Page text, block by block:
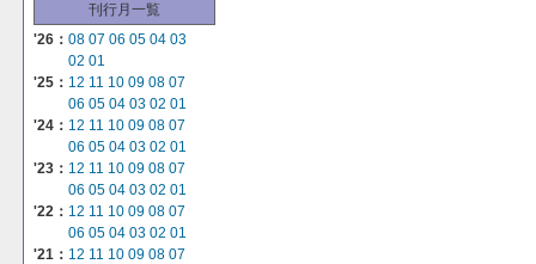
刊行月一覧
'26： 08 07 06 05 04 03
02 01
'25： 12 11 10 09 08 07
06 05 04 03 02 01
'24： 12 11 10 09 08 07
06 05 04 03 02 01
'23： 12 11 10 09 08 07
06 05 04 03 02 01
'22： 12 11 10 09 08 07
06 05 04 03 02 01
'21： 12 11 10 09 08 07